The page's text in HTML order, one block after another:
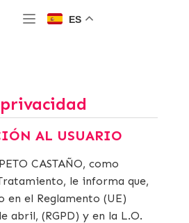
ES
AL USUARIO
CASTAÑO, como
le informa que,
en el Reglamento (UE)
abril, (RGPD) y en la L.O.